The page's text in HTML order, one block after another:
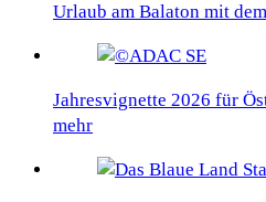
Urlaub am Balaton mit
Jahresvignette 2026 für
mehr